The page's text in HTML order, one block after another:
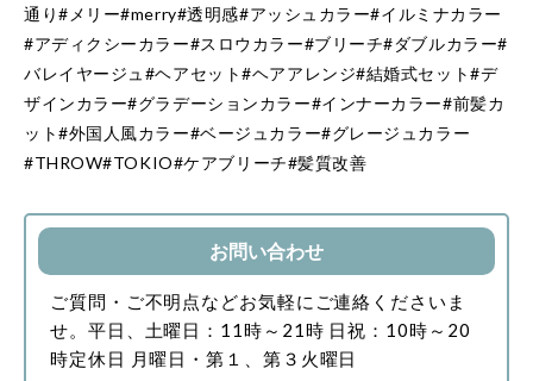
通り#メリー#merry#透明感#アッシュカラー#イルミナカラー
#アディクシーカラー#スロウカラー#ブリーチ#ダブルカラー#
バレイヤージュ#ヘアセット#ヘアアレンジ#結婚式セット#デ
ザインカラー#グラデーションカラー#インナーカラー#前髪カ
ット#外国人風カラー#ベージュカラー#グレージュカラー
#THROW#TOKIO#ケアブリーチ#髪質改善
お問い合わせ
ご質問・ご不明点などお気軽にご連絡くださいま
せ。 平日、土曜日：11時～21時 日祝：10時～20
時定休日 月曜日・第１、第３火曜日